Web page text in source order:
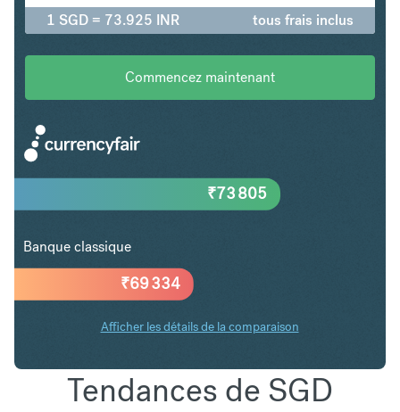
1 SGD = 73.925 INR tous frais inclus
Commencez maintenant
₹69 334
₹73 805
Banque classique
Afficher les détails de la comparaison
Tendances de SGD